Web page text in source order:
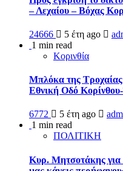
– Λεχαίου – Βόχας
24666 5 έτη ago
1 min read
Κορινθία
Μπλόκα της Τροχαίας
Εθνική Οδό
6772 5 έτη ago
1 min read
ΠΟΛΙΤΙΚΗ
Κυρ. Μητσοτάκης για